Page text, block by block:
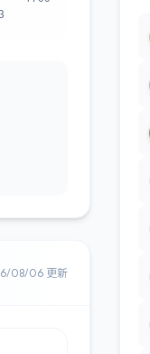
08/06 更新